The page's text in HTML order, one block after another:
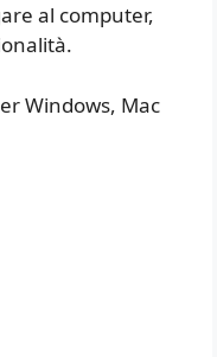
al computer,
Windows, Mac